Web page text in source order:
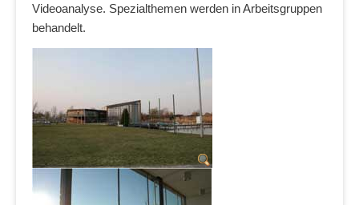
Videoanalyse. Spezialthemen werden in Arbeitsgruppen
behandelt.